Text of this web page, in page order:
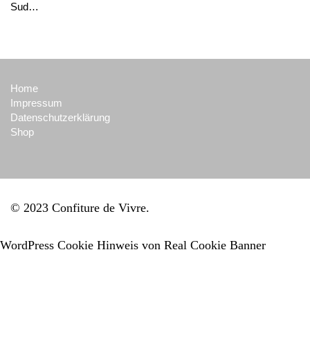
Sud…
Home
Impressum
Datenschutzerklärung
Shop
© 2023 Confiture de Vivre
WordPress Cookie Hinweis von Real Cookie Banner